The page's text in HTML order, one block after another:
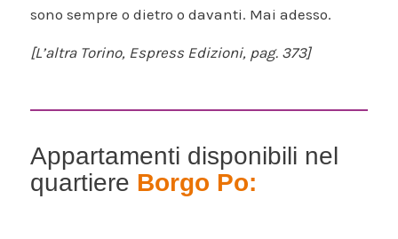
sono sempre o dietro o davanti. Mai adesso.
[L’altra Torino, Espress Edizioni, pag. 373]
Appartamenti disponibili nel
quartiere Borgo Po: